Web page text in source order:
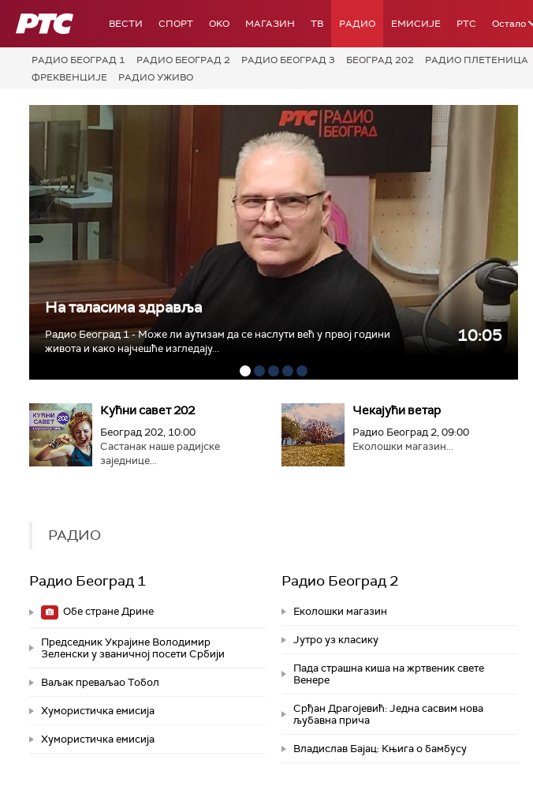
РТС ВЕСТИ СПОРТ OKO МАГАЗИН ТВ РАДИО ЕМИСИЈЕ РТС Остало
РАДИО БЕОГРАД 1 РАДИО БЕОГРАД 2 РАДИО БЕОГРАД 3 БЕОГРАД 202 РАДИО ПЛЕТЕНИЦА
ФРЕКВЕНЦИЈЕ
РАДИО УЖИВО
На таласима здравља
Радио Београд 1 - Може ли аутизам да се наслути већ у првој години
живота и како најчешће изгледају...
10:05
Кућни савет 202
Београд 202, 10:00
Састанак наше радијске
заједнице...
Чекајући ветар
Радио Београд 2, 09:00
Еколошки магазин...
РАДИО
Радио Београд 1
Обе стране Дрине
Председник Украјине Володимир
Зеленски у званичној посети Србији
Ваљак преваљао Тобол
Хумористичка емисија
Хумористичка емисија
Радио Београд 2
Еколошки магазин
Јутро уз класику
Пада страшна киша на жртвеник свете
Венере
Срђан Драгојевић: Једна сасвим нова
љубавна прича
Владислав Бајац: Књига о бамбусу